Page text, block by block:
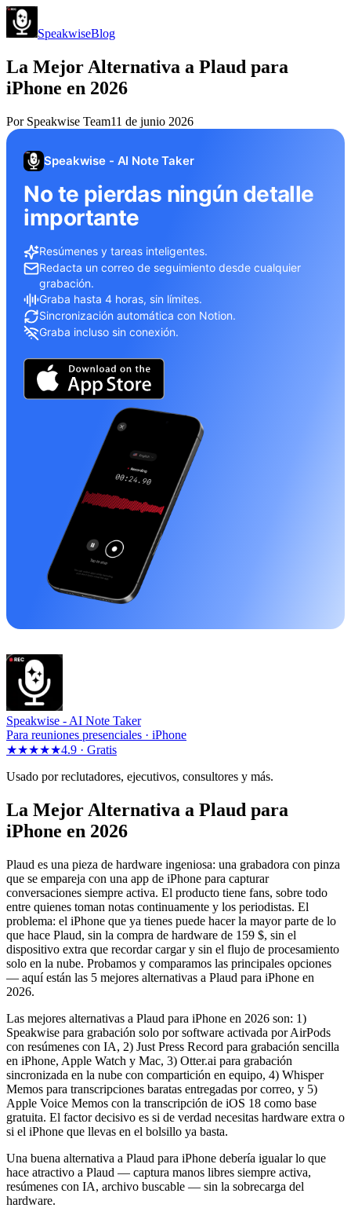
SpeakwiseBlog
La Mejor Alternativa a Plaud para
iPhone en 2026
Por Speakwise Team11 de junio 2026
Speakwise - AI Note Taker
No te pierdas ningún detalle
importante
Resúmenes y tareas inteligentes.
Redacta un correo de seguimiento desde cualquier
grabación.
Graba hasta 4 horas, sin límites.
Sincronización automática con Notion.
Graba incluso sin conexión.
Speakwise - AI Note Taker
Para reuniones presenciales · iPhone
★★★★★4.9 · Gratis
Usado por reclutadores, ejecutivos, consultores y más.
La Mejor Alternativa a Plaud para
iPhone en 2026
Plaud es una pieza de hardware ingeniosa: una grabadora con pinza
que se empareja con una app de iPhone para capturar
conversaciones siempre activa. El producto tiene fans, sobre todo
entre quienes toman notas continuamente y los periodistas. El
problema: el iPhone que ya tienes puede hacer la mayor parte de lo
que hace Plaud, sin la compra de hardware de 159 $, sin el
dispositivo extra que recordar cargar y sin el flujo de procesamiento
solo en la nube. Probamos y comparamos las principales opciones
— aquí están las 5 mejores alternativas a Plaud para iPhone en
2026.
Las mejores alternativas a Plaud para iPhone en 2026 son: 1)
Speakwise para grabación solo por software activada por AirPods
con resúmenes con IA, 2) Just Press Record para grabación sencilla
en iPhone, Apple Watch y Mac, 3) Otter.ai para grabación
sincronizada en la nube con compartición en equipo, 4) Whisper
Memos para transcripciones baratas entregadas por correo, y 5)
Apple Voice Memos con la transcripción de iOS 18 como base
gratuita. El factor decisivo es si de verdad necesitas hardware extra o
si el iPhone que llevas en el bolsillo ya basta.
Una buena alternativa a Plaud para iPhone debería igualar lo que
hace atractivo a Plaud — captura manos libres siempre activa,
resúmenes con IA, archivo buscable — sin la sobrecarga del
hardware.